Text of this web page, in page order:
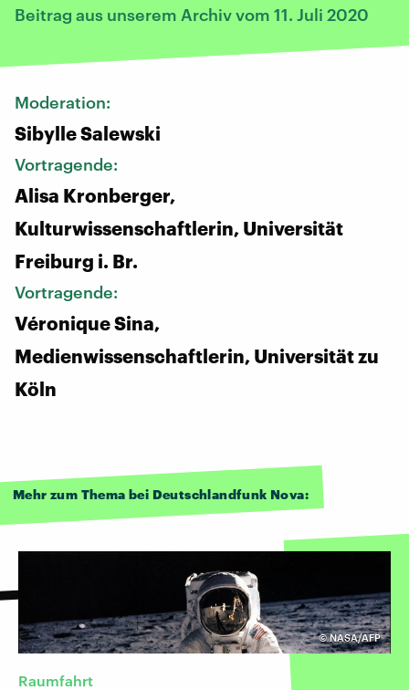
Beitrag aus unserem Archiv vom 11. Juli 2020
Moderation:
Sibylle Salewski
Vortragende:
Alisa Kronberger,
Kulturwissenschaftlerin, Universität
Freiburg i. Br.
Vortragende:
Véronique Sina,
Medienwissenschaftlerin, Universität zu
Köln
Mehr zum Thema bei Deutschlandfunk Nova:
©NASA/AFP
Raumfahrt